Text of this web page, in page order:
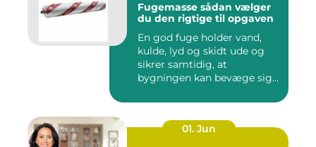
Fugemasse sådan vælger
du den rigtige til opgaven
En god fuge holder vand,
kulde, lyd og skidt ude og
sikrer samtidig, at
bygningen kan bevæge sig
01. Jun